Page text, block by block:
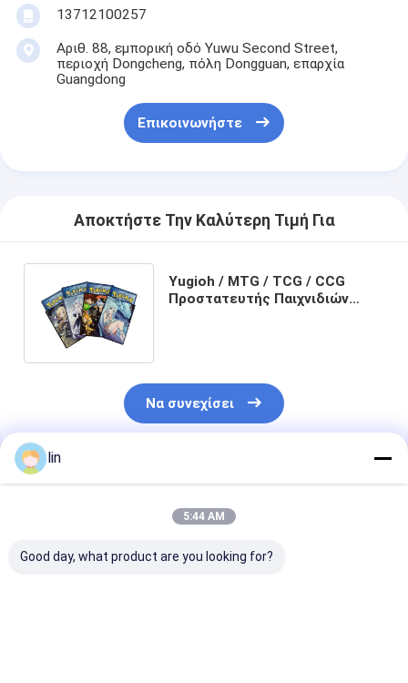
13712100257
Αριθ. 88, εμπορική οδό Yuwu Second Street,
περιοχή Dongcheng, πόλη Dongguan, επαρχία
Guangdong
Επικοινωνήστε
Αποκτήστε Την Καλύτερη Τιμή Για
Yugioh / MTG / TCG / CCG
Προστατευτής Παιχνιδιών
Να συνεχίσει
Συνιστώμενα Προϊόντα
lin
5:44 AM
Good day, what product are you looking for?